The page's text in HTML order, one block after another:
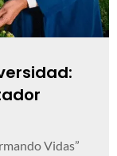
Vidas”